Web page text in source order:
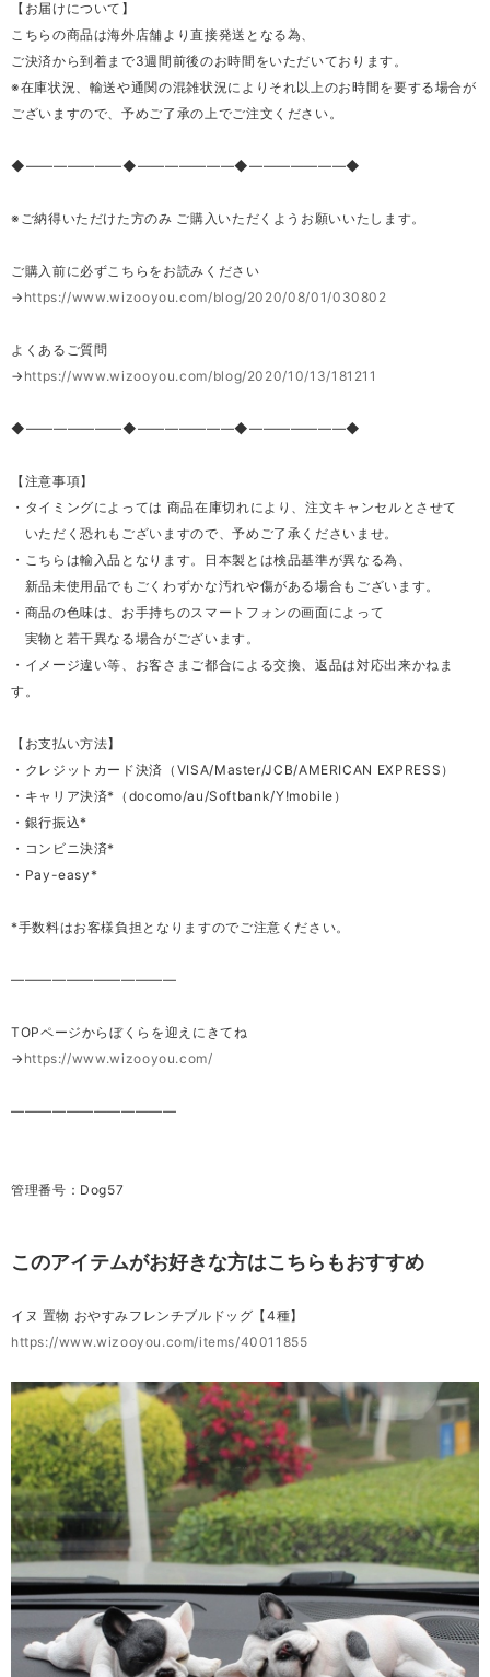
【お届けについて】
こちらの商品は海外店舗より直接発送となる為、
ご決済から到着まで3週間前後のお時間をいただいております。
※在庫状況、輸送や通関の混雑状況によりそれ以上のお時間を要する場合が
ございますので、予めご了承の上でご注文ください。
◆―――――――◆―――――――◆―――――――◆
※ご納得いただけた方のみ ご購入いただくようお願いいたします。
ご購入前に必ずこちらをお読みください
→ https://www.wizooyou.com/blog/2020/08/01/030802
よくあるご質問
→ https://www.wizooyou.com/blog/2020/10/13/181211
◆―――――――◆―――――――◆―――――――◆
【注意事項】
・タイミングによっては 商品在庫切れにより、注文キャンセルとさせて
いただく恐れもございますので、予めご了承くださいませ。
・こちらは輸入品となります。日本製とは検品基準が異なる為、
新品未使用品でもごくわずかな汚れや傷がある場合もございます。
・商品の色味は、お手持ちのスマートフォンの画面によって
実物と若干異なる場合がございます。
・イメージ違い等、お客さまご都合による交換、返品は対応出来かねま
す。
【お支払い方法】
・クレジットカード決済（VISA/Master/JCB/AMERICAN EXPRESS）
・キャリア決済*（docomo/au/Softbank/Y!mobile）
・銀行振込*
・コンビニ決済*
・Pay-easy*
*手数料はお客様負担となりますのでご注意ください。
————————————
TOPページからぼくらを迎えにきてね
→ https://www.wizooyou.com/
————————————
管理番号：Dog57
このアイテムがお好きな方はこちらもおすすめ
イヌ 置物 おやすみフレンチブルドッグ【4種】
https://www.wizooyou.com/items/40011855